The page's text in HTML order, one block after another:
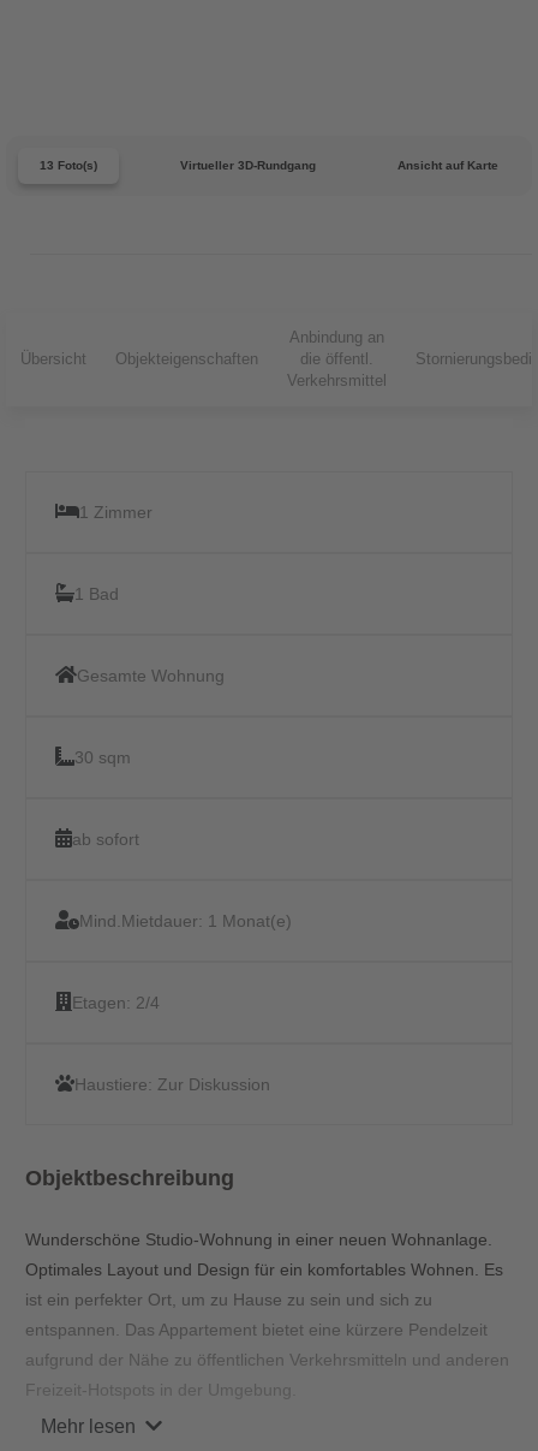
13 Foto(s) Virtueller 3D-Rundgang Ansicht auf Karte
Übersicht Objekteigenschaften
Anbindung an
die öffentl.
Verkehrsmittel
1 Zimmer
1 Bad
Gesamte Wohnung
30 sqm
ab sofort
Mind.Mietdauer: 1 Monat(e)
Etagen: 2/4
Haustiere: Zur Diskussion
Objektbeschreibung
Wunderschöne Studio-Wohnung in einer neuen Wohnanlage.
Optimales Layout und Design für ein komfortables Wohnen. Es
ist ein perfekter Ort, um zu Hause zu sein und sich zu
entspannen. Das Appartement bietet eine kürzere Pendelzeit
aufgrund der Nähe zu öffentlichen Verkehrsmitteln und anderen
Freizeit-Hotspots in der Umgebung.
Mehr lesen